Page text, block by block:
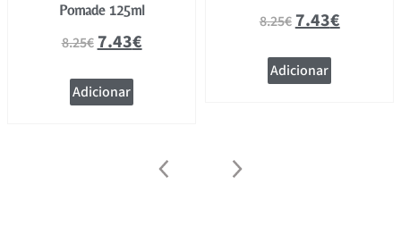
Pomade 125ml
8.25€7.43€
Adicionar
8.25€7.43€
Adicionar